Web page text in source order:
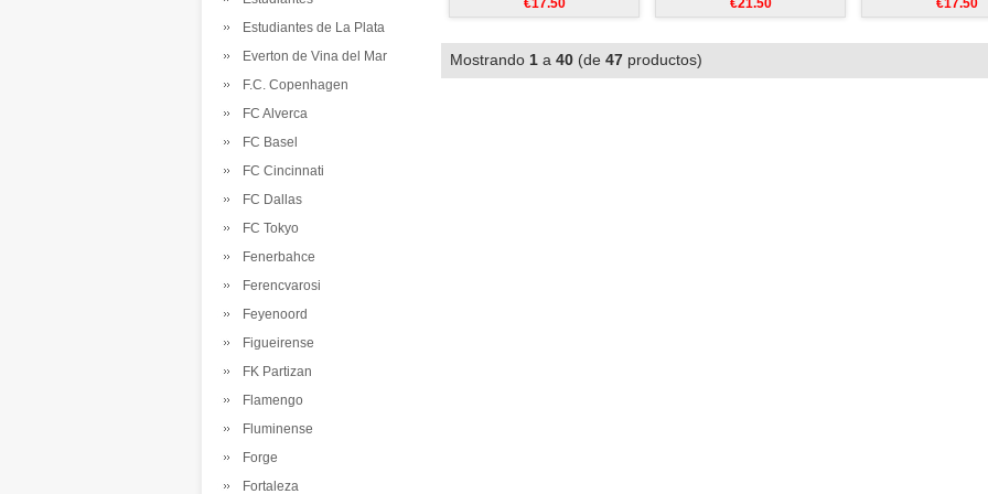
Estudiantes de La Plata
Everton de Vina del Mar
F.C. Copenhagen
FC Alverca
FC Basel
FC Cincinnati
FC Dallas
FC Tokyo
Fenerbahce
Ferencvarosi
Feyenoord
Figueirense
FK Partizan
Flamengo
Fluminense
Forge
Fortaleza
€17.50 €21.50 €17.50
Mostrando 1 a 40 (de 47 productos)